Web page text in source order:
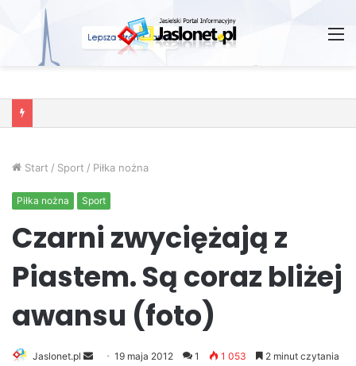
Start / Sport / Piłka nożna
Piłka nożna Sport
Czarni zwyciężają z
Piastem. Są coraz bliżej
awansu (foto)
Jaslonet.pl 19 maja 2012 1 1 053 2 minut czytania